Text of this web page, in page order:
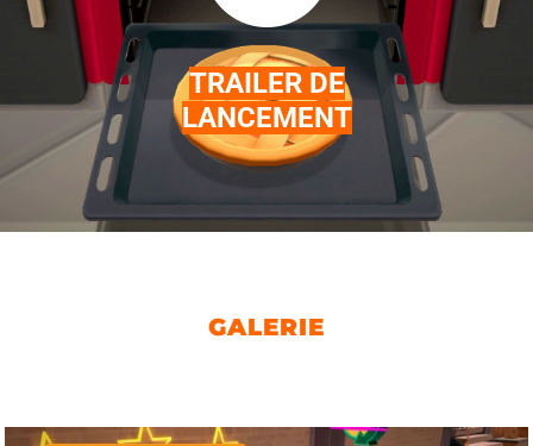
TRAILER DE
LANCEMENT
GALERIE